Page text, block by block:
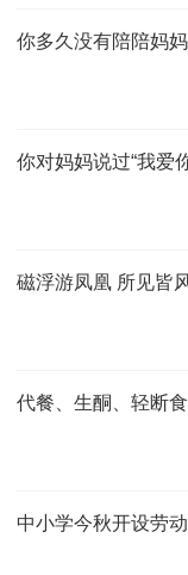
你多久没有陪陪妈妈
你对妈妈说过“我爱
磁浮游凤凰 所见皆
代餐、生酮、轻断
中小学今秋开设劳